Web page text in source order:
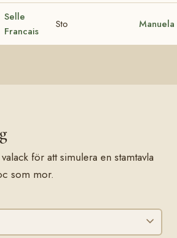
Selle
Francais
Sto Manuela
för att simulera en stamtavla
som mor.